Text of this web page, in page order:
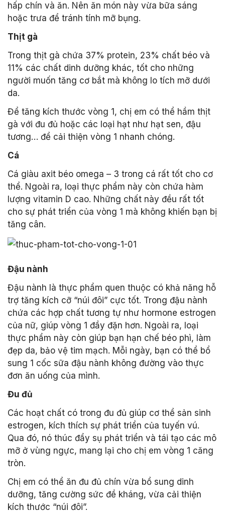
hấp chín và ăn. Nên ăn món này vừa bữa sáng
hoặc trưa để tránh tính mỡ bụng.
Thịt gà
Trong thịt gà chứa 37% protein, 23% chất béo và
11% các chất dinh dưỡng khác, tốt cho những
người muốn tăng cơ bắt mà không lo tích mỡ dưới
da.
Để tăng kích thước vòng 1, chị em có thể hầm thịt
gà với đu đủ hoặc các loại hạt như hạt sen, đậu
tương… để cải thiện vòng 1 nhanh chóng.
Cá
Cá giàu axit béo omega – 3 trong cá rất tốt cho cơ
thể. Ngoài ra, loại thực phẩm này còn chứa hàm
lượng vitamin D cao. Những chất này đều rất tốt
cho sự phát triển của vòng 1 mà không khiến bạn bị
tăng cân.
Đậu nành
Đậu nành là thực phẩm quen thuộc có khả năng hỗ
trợ tăng kích cỡ “núi đôi” cực tốt. Trong đậu nành
chứa các hợp chất tương tự như hormone estrogen
của nữ, giúp vòng 1 đầy đặn hơn. Ngoài ra, loại
thực phẩm này còn giúp bạn hạn chế béo phì, làm
đẹp da, bảo vệ tim mạch. Mỗi ngày, bạn có thể bổ
sung 1 cốc sữa đậu nành không đường vào thực
đơn ăn uống của mình.
Đu đủ
Các hoạt chất có trong đu đủ giúp cơ thể sản sinh
estrogen, kích thích sự phát triển của tuyến vú.
Qua đó, nó thúc đẩy sụ phát triển và tái tạo các mô
mỡ ở vùng ngực, mang lại cho chị em vòng 1 căng
tròn.
Chị em có thể ăn đu đủ chín vừa bổ sung dinh
dưỡng, tăng cường sức đề kháng, vừa cải thiện
kích thước “núi đôi”.